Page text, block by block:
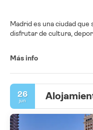
Madrid es una ciudad
disfrutar de cultura,
Más info
26
jun